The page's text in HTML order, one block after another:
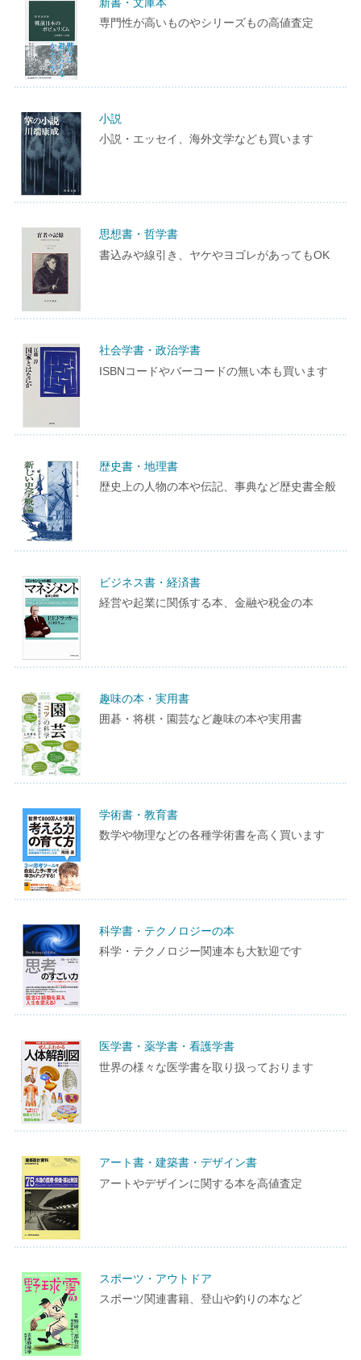
専門性が高いものやシリーズもの高値査定
小説
小説・エッセイ、海外文学なども買います
思想書・哲学書
書込みや線引き、ヤケやヨゴレがあってもOK
社会学書・政治学書
ISBNコードやバーコードの無い本も買います
歴史書・地理書
歴史上の人物の本や伝記、事典など歴史書全般
ビジネス書・経済書
経営や起業に関係する本、金融や税金の本
趣味の本・実用書
囲碁・将棋・園芸など趣味の本や実用書
学術書・教育書
数学や物理などの各種学術書を高く買います
科学書・テクノロジーの本
科学・テクノロジー関連本も大歓迎です
医学書・薬学書・看護学書
世界の様々な医学書を取り扱っております
アート書・建築書・デザイン書
アートやデザインに関する本を高値査定
スポーツ・アウトドア
スポーツ関連書籍、登山や釣りの本など